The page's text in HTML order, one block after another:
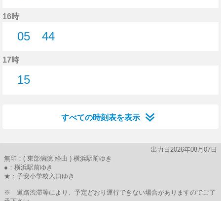
16時
05
44
17時
15
すべての時刻表を表示
出力日2026年08月07日
無印：( 東部病院 経由 ) 横浜駅前ゆき
●：横浜駅前ゆき
★：子安小学校入口ゆき
※ 道路渋滞等により、予定どおり運行できない場合がありますのでご了